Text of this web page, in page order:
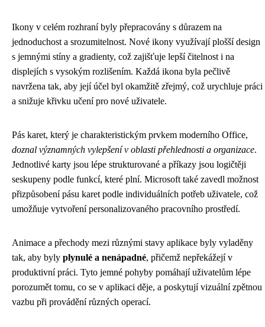
Ikony v celém rozhraní byly přepracovány s důrazem na
jednoduchost a srozumitelnost. Nové ikony využívají plošší design
s jemnými stíny a gradienty, což zajišťuje lepší čitelnost i na
displejích s vysokým rozlišením. Každá ikona byla pečlivě
navržena tak, aby její účel byl okamžitě zřejmý, což urychluje práci
a snižuje křivku učení pro nové uživatele.
Pás karet, který je charakteristickým prvkem moderního Office,
doznal významných vylepšení v oblasti přehlednosti a organizace.
Jednotlivé karty jsou lépe strukturované a příkazy jsou logičtěji
seskupeny podle funkcí, které plní. Microsoft také zavedl možnost
přizpůsobení pásu karet podle individuálních potřeb uživatele, což
umožňuje vytvoření personalizovaného pracovního prostředí.
Animace a přechody mezi různými stavy aplikace byly vyladěny
tak, aby byly plynulé a nenápadné, přičemž nepřekážejí v
produktivní práci. Tyto jemné pohyby pomáhají uživatelům lépe
porozumět tomu, co se v aplikaci děje, a poskytují vizuální zpětnou
vazbu při provádění různých operací.